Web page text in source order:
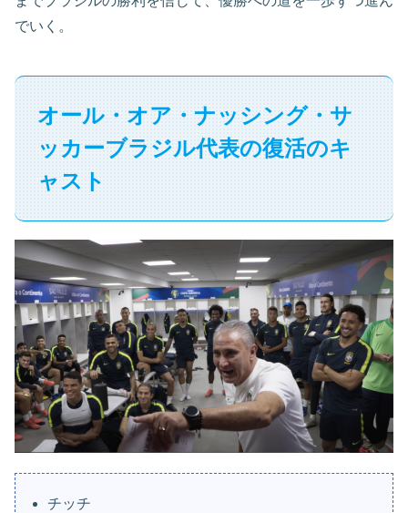
でいく。
オール・オア・ナッシング・サ
ッカーブラジル代表の復活のキ
ャスト
チッチ